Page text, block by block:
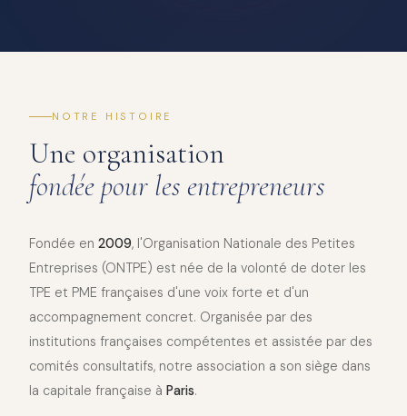
NOTRE HISTOIRE
Une organisation
fondée pour les entrepreneurs
Fondée en 2009, l'Organisation Nationale des Petites
Entreprises (ONTPE) est née de la volonté de doter les
TPE et PME françaises d'une voix forte et d'un
accompagnement concret. Organisée par des
institutions françaises compétentes et assistée par des
comités consultatifs, notre association a son siège dans
la capitale française à Paris.